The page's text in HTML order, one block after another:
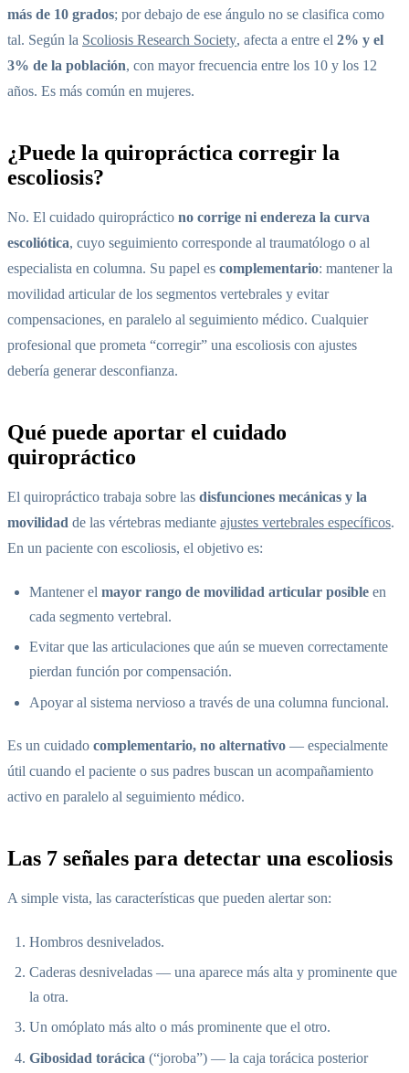
más de 10 grados; por debajo de ese ángulo no se clasifica como
tal. Según la Scoliosis Research Society, afecta a entre el 2% y el
3% de la población, con mayor frecuencia entre los 10 y los 12
años. Es más común en mujeres.
¿Puede la quiropráctica corregir la
escoliosis?
No. El cuidado quiropráctico no corrige ni endereza la curva
escoliótica, cuyo seguimiento corresponde al traumatólogo o al
especialista en columna. Su papel es complementario: mantener la
movilidad articular de los segmentos vertebrales y evitar
compensaciones, en paralelo al seguimiento médico. Cualquier
profesional que prometa “corregir” una escoliosis con ajustes
debería generar desconfianza.
Qué puede aportar el cuidado
quiropráctico
El quiropráctico trabaja sobre las disfunciones mecánicas y la
movilidad de las vértebras mediante ajustes vertebrales específicos.
En un paciente con escoliosis, el objetivo es:
Mantener el mayor rango de movilidad articular posible en
cada segmento vertebral.
Evitar que las articulaciones que aún se mueven correctamente
pierdan función por compensación.
Apoyar al sistema nervioso a través de una columna funcional.
Es un cuidado complementario, no alternativo — especialmente
útil cuando el paciente o sus padres buscan un acompañamiento
activo en paralelo al seguimiento médico.
Las 7 señales para detectar una escoliosis
A simple vista, las características que pueden alertar son:
Hombros desnivelados.
Caderas desniveladas — una aparece más alta y prominente que
la otra.
Un omóplato más alto o más prominente que el otro.
Gibosidad torácica (“joroba”) — la caja torácica posterior